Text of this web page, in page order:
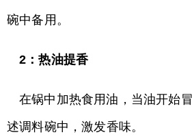
碗中备用。
2：热油提香
在锅中加热食用油，当油开始
述调料碗中，激发香味。